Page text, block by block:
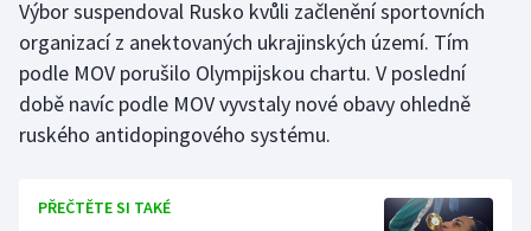
Stolní tenis
Triatlon
Veslování
Výbor suspendoval Rusko kvůli začlenění sportovních
organizací z anektovaných ukrajinských území. Tím
podle MOV porušilo Olympijskou chartu. V poslední
době navíc podle MOV vyvstaly nové obavy ohledně
ruského antidopingového systému.
PŘEČTĚTE SI TAKÉ